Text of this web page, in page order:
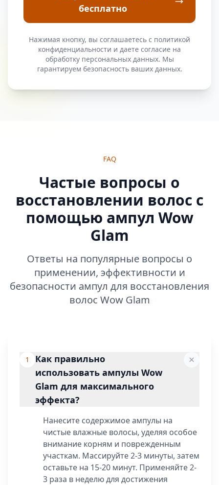
бесплатно
Нажимая кнопку, вы соглашаетесь с политикой
конфиденциальности и даете согласие на
обработку персональных данных. Мы
гарантируем безопасность ваших данных.
FAQ
Частые вопросы о
восстановлении волос с
помощью ампул Wow
Glam
Ответы на популярные вопросы о
применении, эффективности и
безопасности ампул для восстановления
волос Wow Glam
1
Как правильно
использовать ампулы Wow
Glam для максимального
эффекта?
Нанесите содержимое ампулы на
чистые влажные волосы, уделяя особое
внимание корням и поврежденным
участкам. Массируйте 2-3 минуты, затем
оставьте на 15-20 минут. Применяйте 2-
3 раза в неделю для достижения